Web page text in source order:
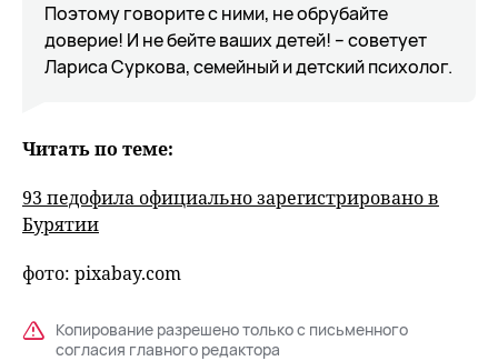
Поэтому говорите с ними, не обрубайте
доверие! И не бейте ваших детей! – советует
Лариса Суркова, семейный и детский психолог.
Читать по теме:
93 педофила официально зарегистрировано в
Бурятии
фото: pixabay.com
Копирование разрешено только с письменного
согласия главного редактора